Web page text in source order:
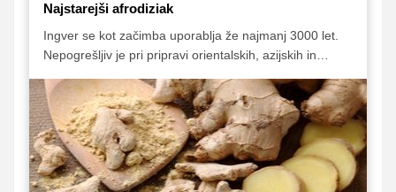
Najstarejši afrodiziak
Ingver se kot začimba uporablja že najmanj 3000 let.
Nepogrešljiv je pri pripravi orientalskih, azijskih in
pijač. Poleg tega, da je priljubljena začimba, pa ingver
v sebi skriva tudi številne zdravilne lastnosti.